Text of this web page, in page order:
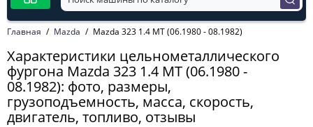
Главная Mazda Mazda 323 1.4 MT (06.1980 - 08.1982)
Характеристики цельнометаллического
фургона Mazda 323 1.4 MT (06.1980 -
08.1982): фото, размеры,
грузоподъемность, масса, скорость,
двигатель, топливо, отзывы